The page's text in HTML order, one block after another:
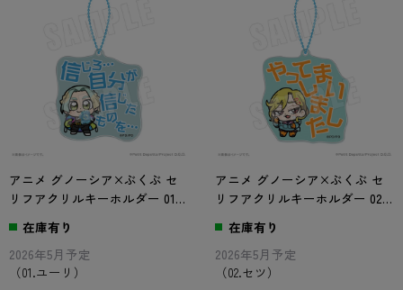
アニメ グノーシア×ぶくぶ セ
リフアクリルキーホルダー 01.
ユーリ
在庫有り
2026年5月予定
（01.ユーリ）
アニメ グノーシア×ぶくぶ セ
リフアクリルキーホルダー 02.
セツ
在庫有り
2026年5月予定
（02.セツ）